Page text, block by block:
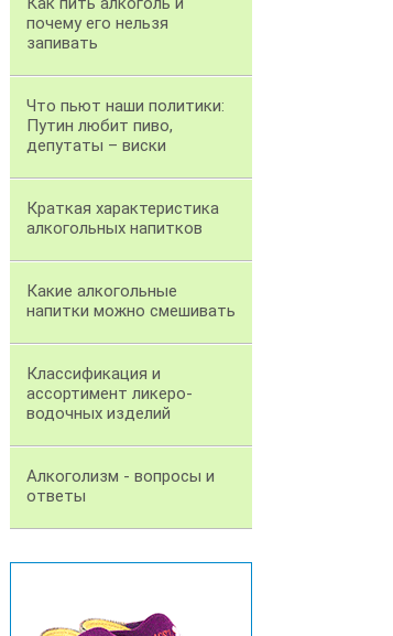
почему его нельзя
запивать
Что пьют наши политики:
Путин любит пиво,
депутаты – виски
Краткая характеристика
алкогольных напитков
Какие алкогольные
напитки можно смешивать
Классификация и
ассортимент ликеро-
водочных изделий
Алкоголизм - вопросы и
ответы